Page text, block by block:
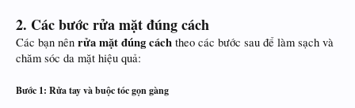
2. Các bước rửa mặt đúng cách
Các bạn nên rửa mặt đúng cách theo các bước sau để làm sạch và
chăm sóc da mặt hiệu quả:
Bước 1: Rửa tay và buộc tóc gọn gàng